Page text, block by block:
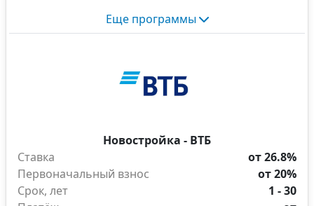
Еще программы
Новостройка - ВТБ
Ставка
от 26.8%
Первоначальный взнос
от 20%
Срок, лет
1 - 30